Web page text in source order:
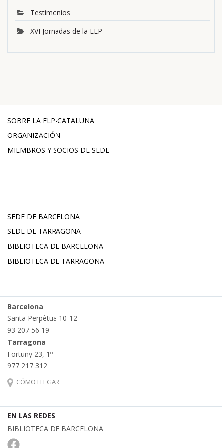
Testimonios
XVI Jornadas de la ELP
SOBRE LA ELP-CATALUÑA
ORGANIZACIÓN
MIEMBROS Y SOCIOS DE SEDE
SEDE DE BARCELONA
SEDE DE TARRAGONA
BIBLIOTECA DE BARCELONA
BIBLIOTECA DE TARRAGONA
Barcelona
Santa Perpètua 10-12
93 207 56 19
Tarragona
Fortuny 23, 1º
977 217 312
CÓMO LLEGAR
EN LAS REDES
BIBLIOTECA DE BARCELONA